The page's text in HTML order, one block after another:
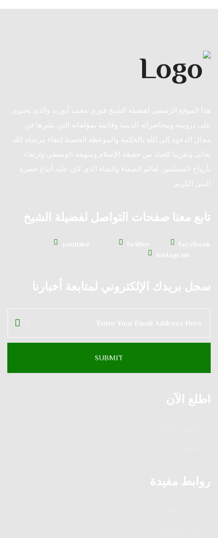
هذا الموقع الرسمي لفضيلة الشيخ فوزي محمد أبوزيد والذي يحتوى
على دروسه ومحاضراته الدينية وقائمة بمؤلفاته التي نشرها في
مجال الدعوة إلى الله بالحكمة والموعظة الحسنة ابتغاء مرضاة الله
تعالى وتقريبا للعباد من حقيقة الإسلام ومنهجه الوسطي وارتقاء
بأرواح المسلمين لعالم الصفاء والنقاء الذي كان عليه أتباع حضرة
النبي الكريم.
تابع معنا صفحات التواصل لفضيلة الشيخ
facebook
twitter
youtube
instagram
سجل بريدك الإلكتروني لمتابعة أخبارنا
اطلع الآن
روابط مفيدة